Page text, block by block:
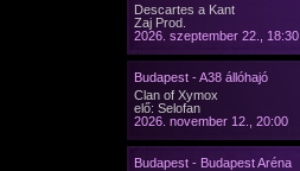
Descartes a Kant
Zaj Prod.
2026. szeptember 22., 18:30
Budapest - A38 állóhajó
Clan of Xymox
elő: Selofan
2026. november 12., 20:00
Budapest - Budapest Aréna